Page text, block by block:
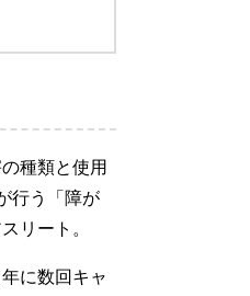
種類と使用
行う「障が
リート。
に数回キャ